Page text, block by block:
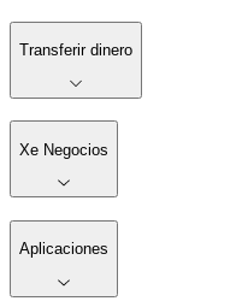
Transferir dinero
Xe Negocios
Aplicaciones